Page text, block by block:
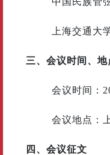
上海交通大
三、会议时间、地
会议时间：
会议地点：
四、会议征文